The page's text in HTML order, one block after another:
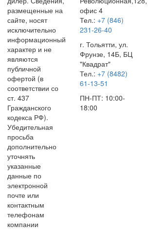
размещенные на
сайте, носят
исключительно
информационный
характер и не
являются
публичной
офертой (в
соответствии со
ст. 437
Гражданского
кодекса РФ).
Убедительная
просьба
дополнительно
уточнять
указанные
данные по
электронной
почте или
контактным
телефонам
компании
офис 4
Тел.: +7 (846)
231-26-40
г. Тольятти, ул.
Фрунзе, 14Б, БЦ
"Квадрат"
Тел.: +7 (8482)
61-13-51
ПН-ПТ: 10:00-
18:00